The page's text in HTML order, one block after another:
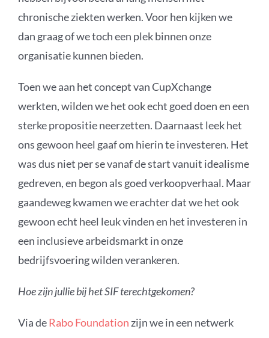
chronische ziekten werken. Voor hen kijken we
dan graag of we toch een plek binnen onze
organisatie kunnen bieden.
Toen we aan het concept van CupXchange
werkten, wilden we het ook echt goed doen en een
sterke propositie neerzetten. Daarnaast leek het
ons gewoon heel gaaf om hierin te investeren. Het
was dus niet per se vanaf de start vanuit idealisme
gedreven, en begon als goed verkoopverhaal. Maar
gaandeweg kwamen we erachter dat we het ook
gewoon echt heel leuk vinden en het investeren in
een inclusieve arbeidsmarkt in onze
bedrijfsvoering wilden verankeren.
Hoe zijn jullie bij het SIF terechtgekomen?
Via deRabo Foundation zijn we in een netwerk